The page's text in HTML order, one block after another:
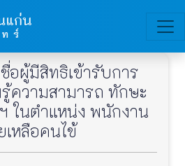
อผู้มีสิทธิเข้ารับการ
ความสามารถ ทักษะ
ในตำแหน่ง พนักงาน
เหลือคนไข้